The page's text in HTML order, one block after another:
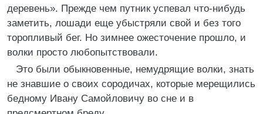
деревень». Прежде чем путник успевал что-нибудь
заметить, лошади еще убыстряли свой и без того
торопливый бег. Но зимнее ожесточение прошло, и
волки просто любопытствовали.
Это были обыкновенные, немудрящие волки, знать
не знавшие о своих сородичах, которые мерещились
бедному Ивану Самойловичу во сне и в